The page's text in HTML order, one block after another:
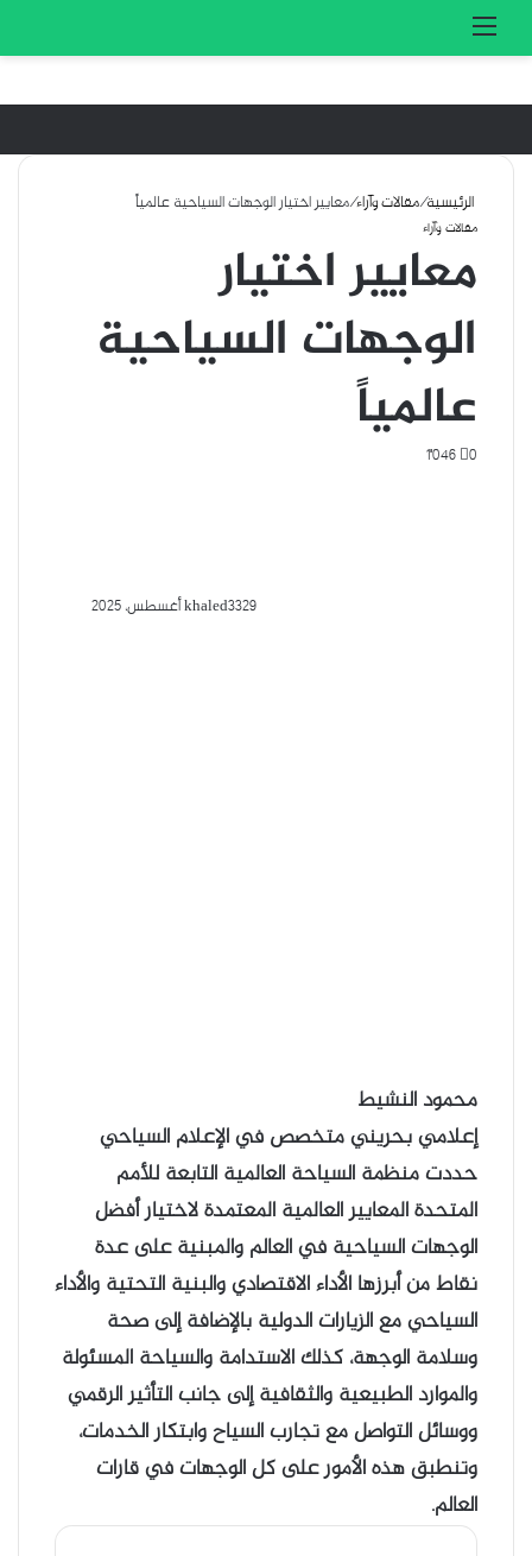
الرئيسية/مقالات وآراء/معايير اختيار الوجهات السياحية عالمياً
مقالات وآراء
معايير اختيار
الوجهات السياحية
عالمياً
khaled3329 أغسطس، 2025
0
محمود النشيط
إعلامي بحريني متخصص في الإعلام السياحي
حددت منظمة السياحة العالمية التابعة للأمم
المتحدة المعايير العالمية المعتمدة لاختيار أفضل
الوجهات السياحية في العالم والمبنية على عدة
نقاط من أبرزها الأداء الاقتصادي والبنية التحتية والأداء
السياحي مع الزيارات الدولية بالإضافة إلى صحة
وسلامة الوجهة، كذلك الاستدامة والسياحة المسئولة
والموارد الطبيعية والثقافية إلى جانب التأثير الرقمي
ووسائل التواصل مع تجارب السياح وابتكار الخدمات،
وتنطبق هذه الأمور على كل الوجهات في قارات
العالم.